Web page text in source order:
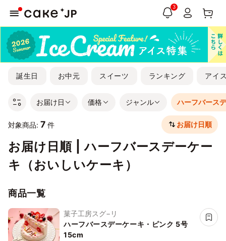
3
誕生日 お中元 スイーツ ランキング アイ
お届け日 価格 ジャンル ハーフバース
対象商品: 7 件 お届け日順
お届け日順 | ハーフバースデーケー
キ（おいしいケーキ）
商品一覧
菓子工房スグ−リ
ハーフバースデーケーキ・ピンク 5号
15cm